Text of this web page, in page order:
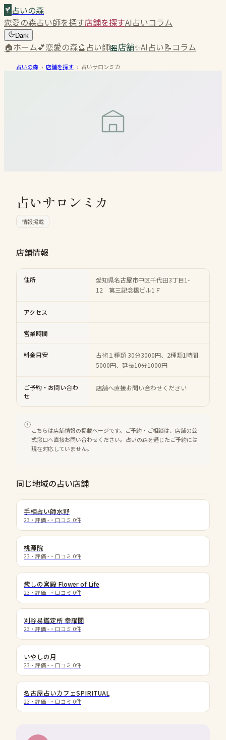
占いの森
恋愛の森占い師を探す店舗を探すAI占いコラム
Dark
🏠ホーム💕恋愛の森🔮占い師🏪店舗✨AI占い📝コラム
占いの森 › 店舗を探す › 占いサロンミカ
占いサロンミカ
情報掲載
店舗情報
住所
愛知県名古屋市中区千代田3丁目1-
12 第三記念橋ビル1Ｆ
アクセス
営業時間
料金目安
占術１種類 30分3000円、2種類1時間
5000円、延長10分1000円
ご予約・お問い合わ
せ
店舗へ直接お問い合わせください
こちらは店舗情報の掲載ページです。ご予約・ご相談は、店舗の公
式窓口へ直接お問い合わせください。占いの森を通じたご予約には
現在対応していません。
同じ地域の占い店舗
手相占い師水野
23 ・評価 - ・口コミ 0件
桃源院
23 ・評価 - ・口コミ 0件
癒しの宮殿 Flower of Life
23 ・評価 - ・口コミ 0件
刈谷易鑑定所 幸耀閣
23 ・評価 - ・口コミ 0件
いやしの月
23 ・評価 - ・口コミ 0件
名古屋占いカフェSPIRITUAL
23 ・評価 - ・口コミ 0件